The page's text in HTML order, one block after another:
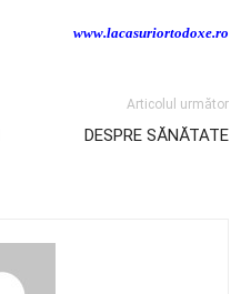
www.lacasuriortodoxe.ro
Articolul următor
DESPRE SĂNĂTATE